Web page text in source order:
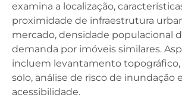
examina a localização,
proximidade de infraestrutura
mercado, densidade populacional
demanda por imóveis similares.
incluem levantamento
solo, análise de risco de inundação
acessibilidade.